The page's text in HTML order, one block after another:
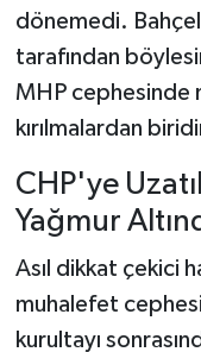
dönemedi.
tarafından
MHP cephesinde
kırılmalardan
CHP'ye
Yağmur
Asıl dikkat çekici
muhalefet
kurultayı